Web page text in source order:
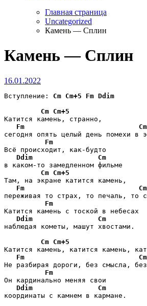
Главная страница
Uncategorized
Камень — Сплин
Камень — Сплин
16.01.2022
Вступление: Cm Cm+5 Fm Ddim
Cm Cm+5
Катится камень, странно,
Fm
Cm
сегодня опять целый день помехи в
Fm
Всё происходит, как-будто
Ddim
Cm
в каком-то замедленном фильме
Cm Cm+5
Там, на экране катится камень,
Fm
Cm
переживая то страх, то печаль, то
Fm
Катится камень с тоской в небесах
Ddim
Cm
наблюдая кометы, машут хвостами.
Cm Cm+5
Катится камень, катится камень,
Fm
Cm
Не разбирая дороги, без смысла,
Fm
Он кардинально меняя свои
Ddim
Cm
координаты с камнем в кармане.